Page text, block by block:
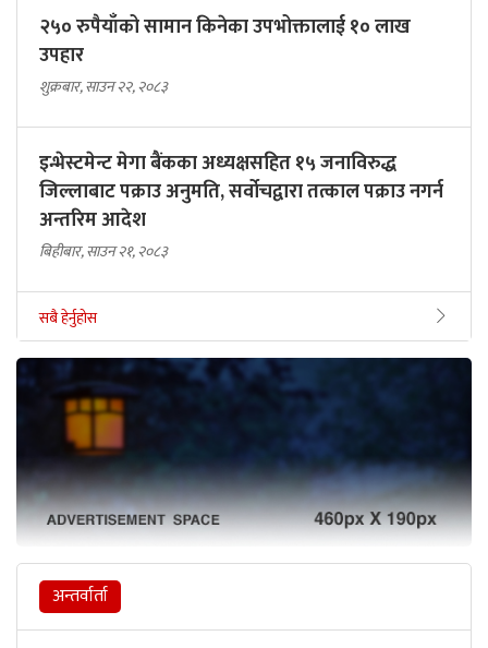
२५० रुपैयाँको सामान किनेका उपभोक्तालाई १० लाख
उपहार
शुक्रबार, साउन २२, २०८३
इन्भेस्टमेन्ट मेगा बैंकका अध्यक्षसहित १५ जनाविरुद्ध
जिल्लाबाट पक्राउ अनुमति, सर्वोचद्वारा तत्काल पक्राउ नगर्न
अन्तरिम आदेश
बिहीबार, साउन २१, २०८३
सबै हेर्नुहोस
अन्तर्वार्ता